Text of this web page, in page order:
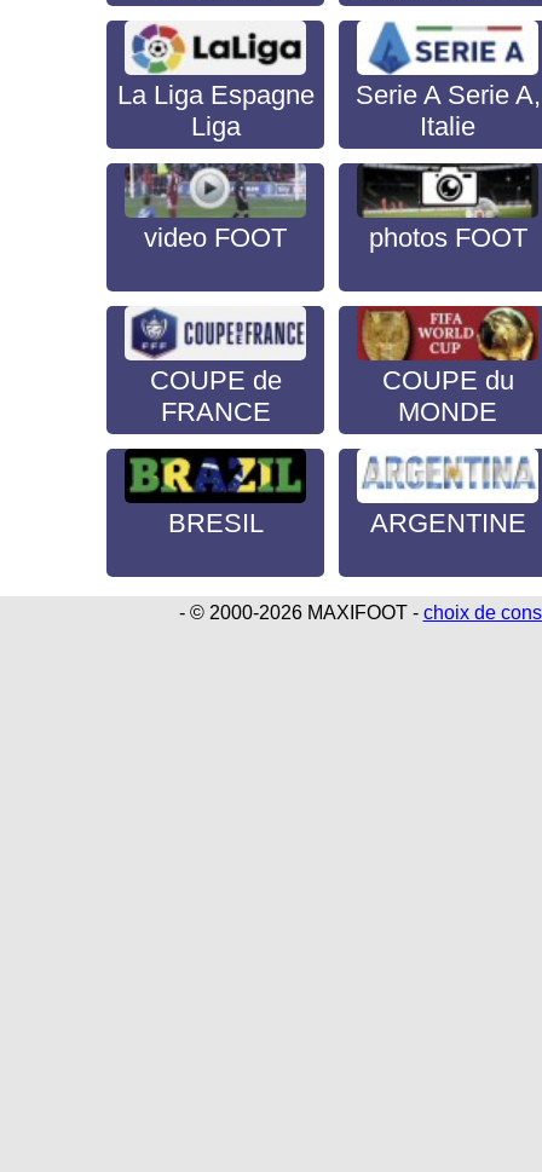
La Liga Espagne
Liga
Serie A Serie A,
Italie
video FOOT photos FOOT
COUPE de
FRANCE
COUPE du
MONDE
BRESIL ARGENTINE
- © 2000-2026 MAXIFOOT - choix de